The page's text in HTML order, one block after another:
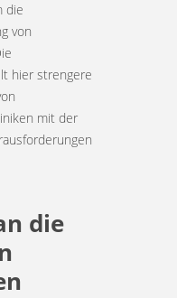
die
von
hier strengere
mit der
die